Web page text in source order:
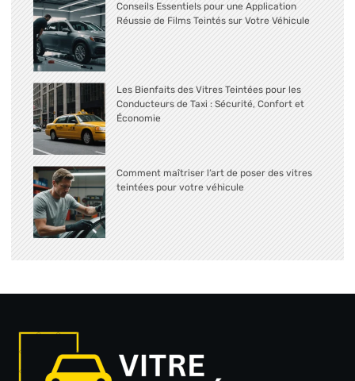
Conseils Essentiels pour une Application
Réussie de Films Teintés sur Votre Véhicule
Les Bienfaits des Vitres Teintées pour les
Conducteurs de Taxi : Sécurité, Confort et
Économie
Comment maîtriser l’art de poser des vitres
teintées pour votre véhicule